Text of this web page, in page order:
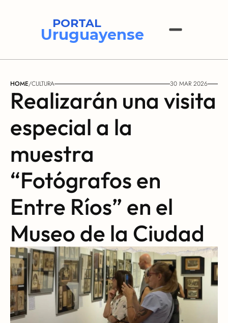
PORTAL
Uruguayense
HOME/CULTURA 30 MAR 2026
Realizarán una visita
especial a la
muestra
“Fotógrafos en
Entre Ríos” en el
Museo de la Ciudad